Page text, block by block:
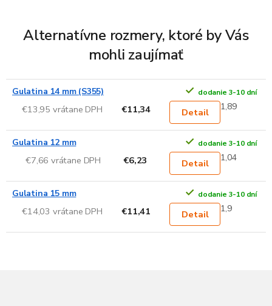
Alternatívne rozmery, ktoré by Vás
mohli zaujímať
Gulatina 14 mm (S355) dodanie 3-10 dní
€13,95 vrátane DPH €11,34 Detail 1,89
Gulatina 12 mm dodanie 3-10 dní
€7,66 vrátane DPH €6,23 Detail 1,04
Gulatina 15 mm dodanie 3-10 dní
€14,03 vrátane DPH €11,41 Detail 1,9